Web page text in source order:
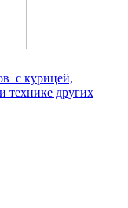
с курицей,
технике других